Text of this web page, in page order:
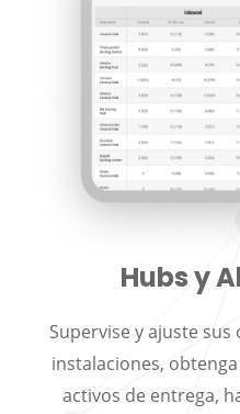
Hubs y
Supervise y ajuste
instalaciones,
activos de entrega,